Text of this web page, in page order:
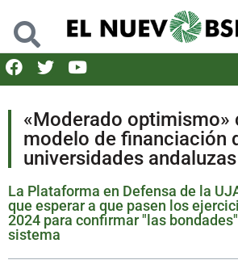
«Moderado optimismo»
modelo de financiación
universidades andaluzas
La Plataforma en Defensa de la
que esperar a que pasen los
2024 para confirmar "las
sistema